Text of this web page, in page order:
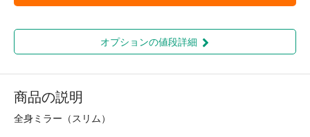
オプションの値段詳細
商品の説明
全身ミラー（スリム）